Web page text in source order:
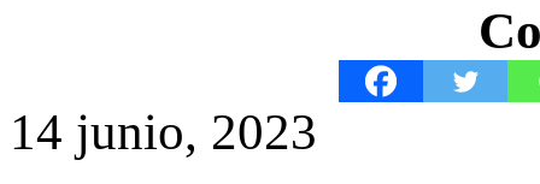
14 junio, 2023